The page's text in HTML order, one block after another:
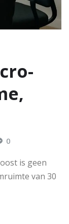
0
is geen
van 30